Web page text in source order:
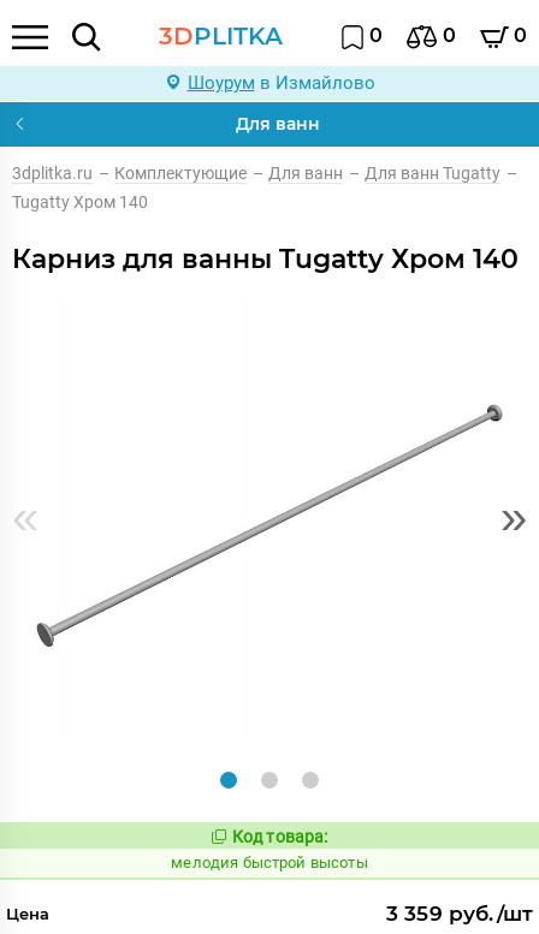
3DPLITKA 0 0 0
Шоурум в Измайлово
Для ванн
3dplitka.ru – Комплектующие – Для ванн – Для ванн Tugatty –
Tugatty Хром 140
Карниз для ванны Tugatty Хром 140
« »
Код:
954132
Код товара:
мелодия быстрой высоты
Цена 3 359 руб./шт